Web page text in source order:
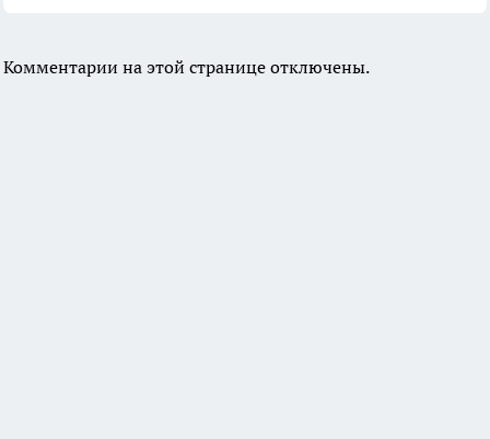
Комментарии на этой странице отключены.